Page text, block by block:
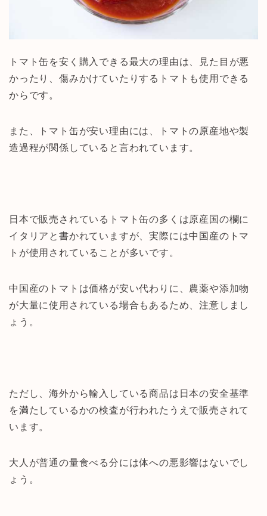
トマト缶を安く購入できる最大の理由は、見た目が悪
かったり、傷みかけていたりするトマトも使用できる
からです。
また、トマト缶が安い理由には、トマトの原産地や製
造過程が関係していると言われています。
日本で販売されているトマト缶の多くは原産国の欄に
イタリアと書かれていますが、実際には中国産のトマ
トが使用されていることが多いです。
中国産のトマトは価格が安い代わりに、農薬や添加物
が大量に使用されている場合もあるため、注意しまし
ょう。
ただし、海外から輸入している商品は日本の安全基準
を満たしているかの検査が行われたうえで販売されて
います。
大人が普通の量食べる分には体への悪影響はないでし
ょう。